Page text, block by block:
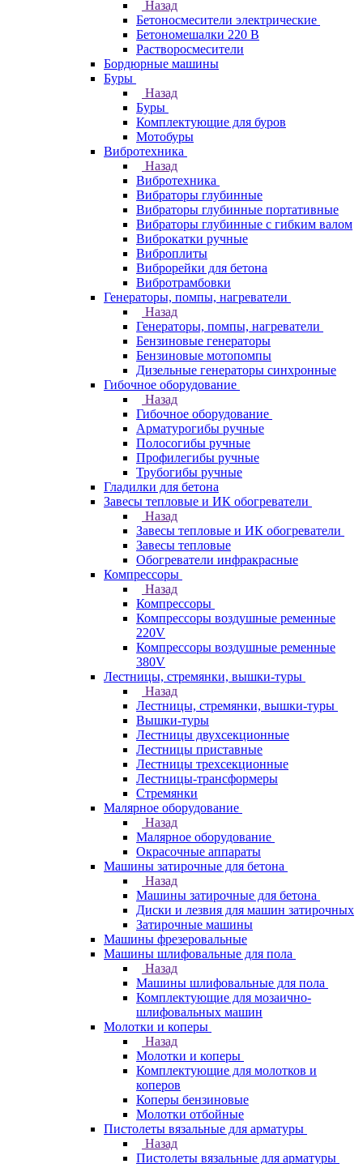
Назад
Бетоносмесители электрические
Бетономешалки 220 В
Растворосмесители
Бордюрные машины
Буры
Назад
Буры
Комплектующие для буров
Мотобуры
Вибротехника
Назад
Вибротехника
Вибраторы глубинные
Вибраторы глубинные портативные
Вибраторы глубинные с гибким валом
Виброкатки ручные
Виброплиты
Виброрейки для бетона
Вибротрамбовки
Генераторы, помпы, нагреватели
Назад
Генераторы, помпы, нагреватели
Бензиновые генераторы
Бензиновые мотопомпы
Дизельные генераторы синхронные
Гибочное оборудование
Назад
Гибочное оборудование
Арматурогибы ручные
Полосогибы ручные
Профилегибы ручные
Трубогибы ручные
Гладилки для бетона
Завесы тепловые и ИК обогреватели
Назад
Завесы тепловые и ИК обогреватели
Завесы тепловые
Обогреватели инфракрасные
Компрессоры
Назад
Компрессоры
Компрессоры воздушные ременные
220V
Компрессоры воздушные ременные
380V
Лестницы, стремянки, вышки-туры
Назад
Лестницы, стремянки, вышки-туры
Вышки-туры
Лестницы двухсекционные
Лестницы приставные
Лестницы трехсекционные
Лестницы-трансформеры
Стремянки
Малярное оборудование
Назад
Малярное оборудование
Окрасочные аппараты
Машины затирочные для бетона
Назад
Машины затирочные для бетона
Диски и лезвия для машин затирочных
Затирочные машины
Машины фрезеровальные
Машины шлифовальные для пола
Назад
Машины шлифовальные для пола
Комплектующие для мозаично-
шлифовальных машин
Молотки и коперы
Назад
Молотки и коперы
Комплектующие для молотков и
коперов
Коперы бензиновые
Молотки отбойные
Пистолеты вязальные для арматуры
Назад
Пистолеты вязальные для арматуры